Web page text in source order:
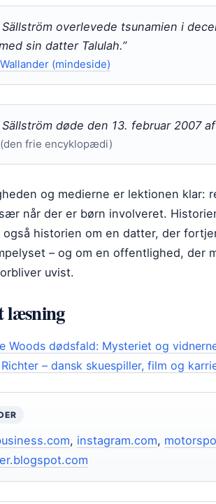
Sällström overlevede tsunamien i
sin datter Talulah.”
Wallander (mindeside)
Sällström døde den 13. februar 2007
frie encyklopædi)
og medierne er lektionen klar:
når der er børn involveret.
også historien om en datter, der
– og om en offentlighed, der
uvist.
læsning
Woods dødsfald: Mysteriet og
– dansk skuespiller, film og
, instagram.com,